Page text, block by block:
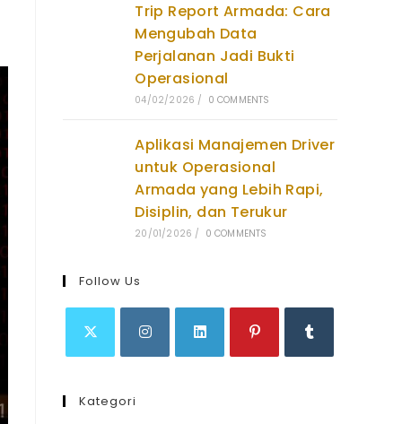
Trip Report Armada: Cara
Mengubah Data
Perjalanan Jadi Bukti
Operasional
04/02/2026 / 0 COMMENTS
Aplikasi Manajemen Driver
untuk Operasional
Armada yang Lebih Rapi,
Disiplin, dan Terukur
20/01/2026 / 0 COMMENTS
Follow Us
a
Kategori